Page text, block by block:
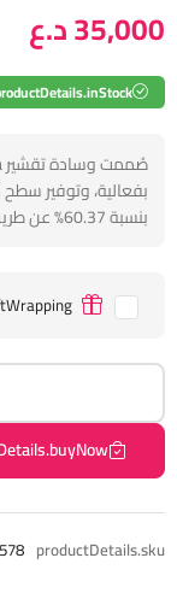
35,000 د.ع
بفعالية، وتوفير
بنسبة 60.37% عن طريق إزالة خلايا الجلد الميتة بلطف،
productDetails.sku